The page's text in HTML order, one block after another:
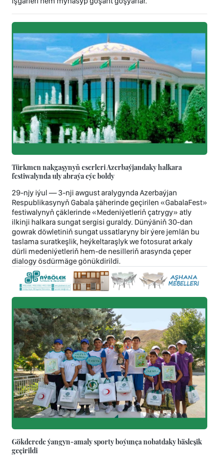
Türkmen nakgaşynyň eserleri Azerbaýjandaky halkara
festiwalynda uly abraýa eýe boldy
29-njy iýul — 3-nji awgust aralygynda Azerbaýjan
Respublikasynyň Gabala şäherinde geçirilen «GabalaFest»
festiwalynyň çäklerinde «Medeniýetleriň çatrygy» atly
ilkinji halkara sungat sergisi guraldy. Dünýäniň 30-dan
gowrak döwletiniň sungat ussatlaryny bir ýere jemlän bu
taslama suratkeşlik, heýkeltaraşlyk we fotosurat arkaly
dürli medeniýetleriň hem-de nesilleriň arasynda çeper
dialogy ösdürmäge gönükdirildi.
Gökderede ýangyn-amaly sporty boýunça nobatdaky bäsleşik
geçirildi